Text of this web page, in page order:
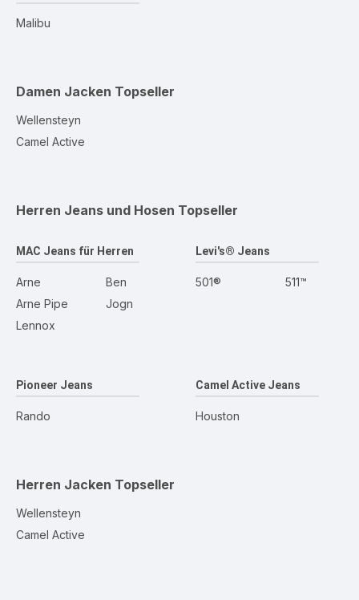
Malibu
Damen Jacken Topseller
Wellensteyn
Camel Active
Herren Jeans und Hosen Topseller
MAC Jeans für Herren
Arne
Arne Pipe
Lennox
Ben
Jogn
Levi's® Jeans
501® 511™
Pioneer Jeans
Rando
Camel Active Jeans
Houston
Herren Jacken Topseller
Wellensteyn
Camel Active